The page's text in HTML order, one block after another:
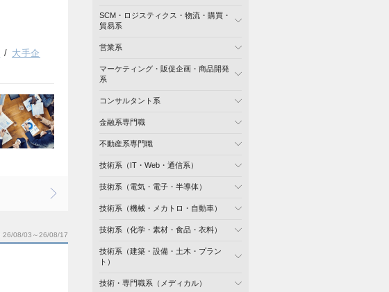
大手企
26/08/03～26/08/17
SCM・ロジスティクス・物流・購買・
貿易系
営業系
マーケティング・販促企画・商品開発
系
コンサルタント系
金融系専門職
不動産系専門職
技術系（IT・Web・通信系）
技術系（電気・電子・半導体）
技術系（機械・メカトロ・自動車）
技術系（化学・素材・食品・衣料）
技術系（建築・設備・土木・プラン
ト）
技術・専門職系（メディカル）